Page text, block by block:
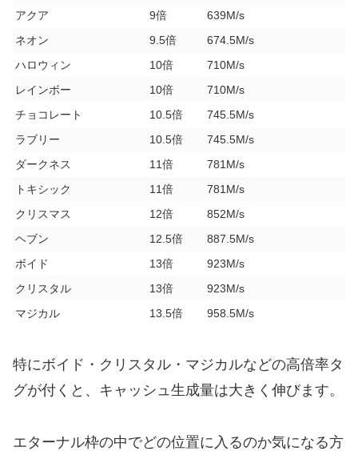
アクア
9倍
639M/s
ネオン
9.5倍
674.5M/s
ハロウィン
10倍
710M/s
レインボー
10倍
710M/s
チョコレート
10.5倍
745.5M/s
ラブリー
10.5倍
745.5M/s
ダークネス
11倍
781M/s
トキシック
11倍
781M/s
クリスマス
12倍
852M/s
ヘブン
12.5倍
887.5M/s
ボイド
13倍
923M/s
クリスタル
13倍
923M/s
マジカル
13.5倍 958.5M/s
特にボイド・クリスタル・マジカルなどの高倍率タ
グが付くと、キャッシュ生成量は大きく伸びます。
エターナル枠の中でどの位置に入るのか気になる方